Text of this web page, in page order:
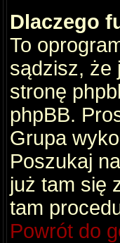
Dlaczego
To
sądzisz, że
stronę
phpBB.
Grupa
Poszukaj
już tam się
tam
Powrót do